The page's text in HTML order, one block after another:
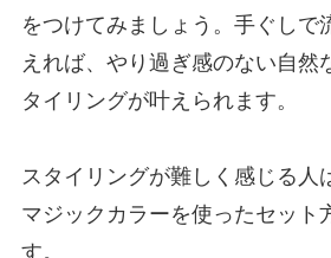
をつけてみましょう。手ぐしで
えれば、やり過ぎ感のない自然
タイリングが叶えられます。
スタイリングが難しく感じる人
マジックカラーを使ったセット
す。